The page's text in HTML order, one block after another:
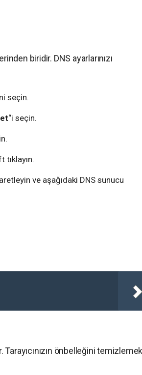
biridir. DNS ayarlarınızı
seçin.
“i seçin.
ve aşağıdaki DNS sunucu
önbelleğini